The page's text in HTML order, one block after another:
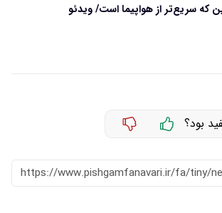
که سریع‌تر از هواپیما است/ ویدئو
بود؟
https://www.pishgamfanavari.ir/fa/tiny/